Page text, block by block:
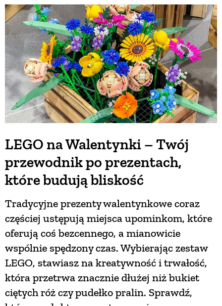
LEGO na Walentynki – Twój
przewodnik po prezentach,
które budują bliskość
Tradycyjne prezenty walentynkowe coraz
częściej ustępują miejsca upominkom, które
oferują coś bezcennego, a mianowicie
wspólnie spędzony czas. Wybierając zestaw
LEGO, stawiasz na kreatywność i trwałość,
która przetrwa znacznie dłużej niż bukiet
ciętych róż czy pudełko pralin. Sprawdź,